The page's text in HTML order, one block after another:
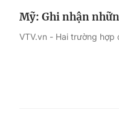
Mỹ: Ghi nhận
VTV.vn - Hai trường hợp